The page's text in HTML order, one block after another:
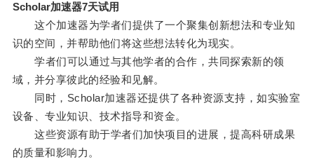
Scholar加速器7天试用
这个加速器为学者们提供了一个聚集创新想法和专业知
识的空间，并帮助他们将这些想法转化为现实。
学者们可以通过与其他学者的合作，共同探索新的领
域，并分享彼此的经验和见解。
同时，Scholar加速器还提供了各种资源支持，如实验室
设备、专业知识、技术指导和资金。
这些资源有助于学者们加快项目的进展，提高科研成果
的质量和影响力。